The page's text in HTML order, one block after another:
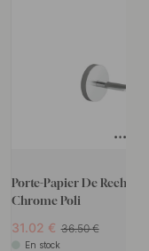
Porte-Papier De
Chrome Poli
31.02 36.50
En stock